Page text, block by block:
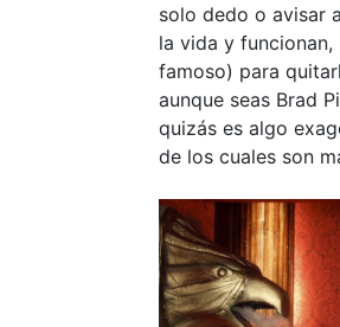
solo dedo o avisar
la vida y funcionan,
famoso) para
aunque seas Brad
quizás es algo
de los cuales son